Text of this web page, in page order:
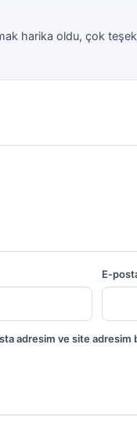
harika oldu, çok
E-
adresim ve site adresim